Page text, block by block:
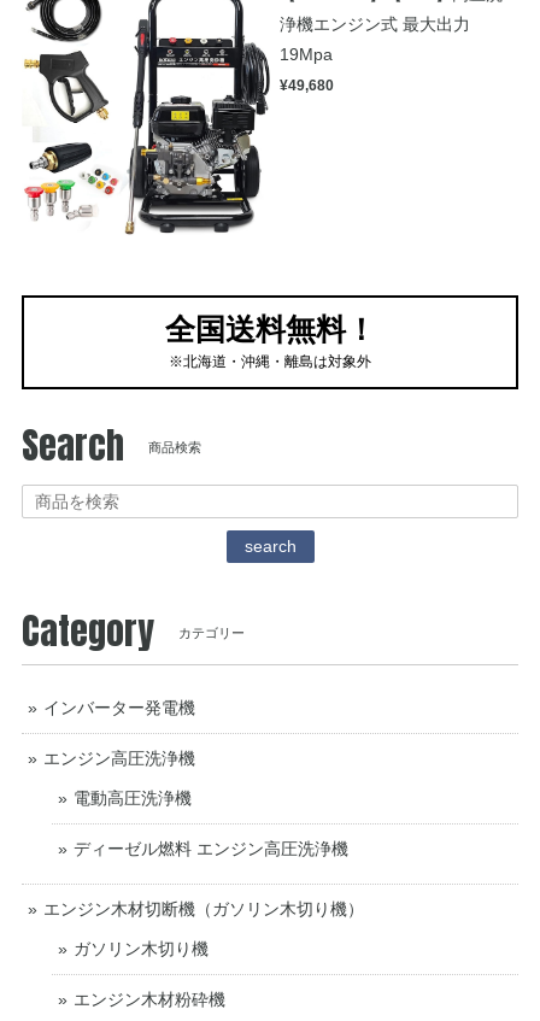
浄機エンジン式 最大出力
19Mpa
¥49,680
全国送料無料！
※北海道・沖縄・離島は対象外
Search 商品検索
search
Category カテゴリー
インバーター発電機
エンジン高圧洗浄機
電動高圧洗浄機
ディーゼル燃料 エンジン高圧洗浄機
エンジン木材切断機（ガソリン木切り機）
ガソリン木切り機
エンジン木材粉砕機